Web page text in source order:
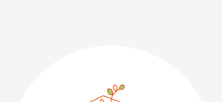
営業時間：月〜土 8:30 〜 17:30